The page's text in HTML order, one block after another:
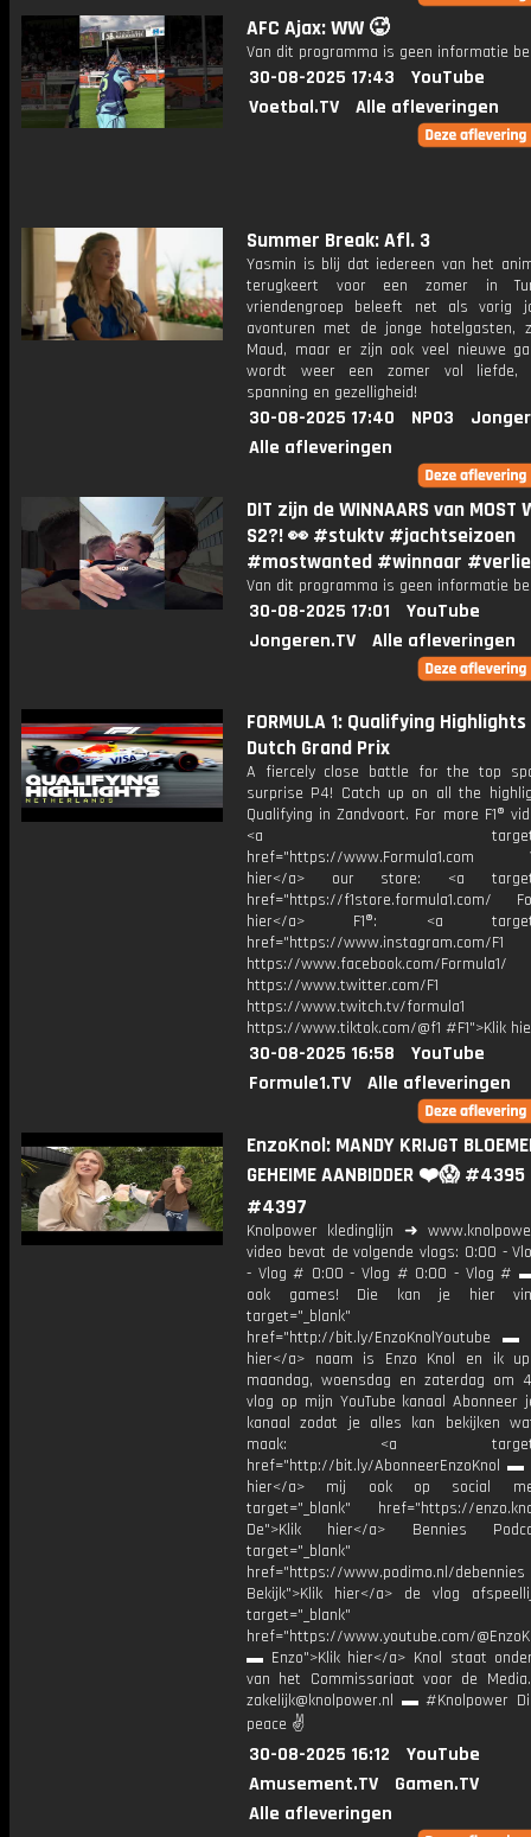
AFC Ajax: WW 🥵
Van dit programma is geen informatie
30-08-2025 17:43
YouTube
Voetbal.TV
Alle afleveringen
Summer Break: Afl. 3
Yasmin is blij dat iedereen van het
terugkeert voor een zomer in
vriendengroep beleeft net als vorig
avonturen met de jonge hotelgasten,
Maud, maar er zijn ook veel nieuwe
wordt weer een zomer vol liefde,
spanning en gezelligheid!
30-08-2025 17:40 NPO3
Alle afleveringen
DIT zijn de WINNAARS van MOST
S2?! 👀 #stuktv #jachtseizoen
#mostwanted #winnaar
Van dit programma is geen informatie
30-08-2025 17:01
YouTube
Jongeren.TV
Alle afleveringen
FORMULA 1: Qualifying
Dutch Grand Prix
A fiercely close battle for the top
surprise P4! Catch up on all the
Qualifying in Zandvoort. For more F1®
<a
href="https://www.Formula1.com
hier</a> our store: <a
href="https://f1store.formula1.com/
hier</a> F1®: <a
href="https://www.instagram.com/F1
https://www.facebook.com/Formula1/
https://www.twitter.com/F1
https://www.twitch.tv/formula1
https://www.tiktok.com/@f1 #F1">Klik
30-08-2025 16:58
YouTube
Formule1.TV
Alle afleveringen
EnzoKnol: MANDY KRIJGT
GEHEIME AANBIDDER ❤️😱
#4397
Knolpower kledinglijn ➜
video bevat de volgende vlogs: 0:00 -
- Vlog # 0:00 - Vlog # 0:00 - Vlog #
ook games! Die kan je hier
target="_blank"
href="http://bit.ly/EnzoKnolYoutube ▬
hier</a> naam is Enzo Knol en ik
maandag, woensdag en zaterdag om
vlog op mijn YouTube kanaal Abonneer
kanaal zodat je alles kan bekijken
maak: <a
href="http://bit.ly/AbonneerEnzoKnol ▬
hier</a> mij ook op social
target="_blank" href="https://
De">Klik hier</a> Bennies
target="_blank"
href="https://www.podimo.nl/debennies
Bekijk">Klik hier</a> de vlog
target="_blank"
href="https://www.youtube.com/
▬ Enzo">Klik hier</a> Knol staat
van het Commissariaat voor de
zakelijk@knolpower.nl ▬ #Knolpower
peace ✌
30-08-2025 16:12
YouTube
Amusement.TV
Gamen.TV
Alle afleveringen